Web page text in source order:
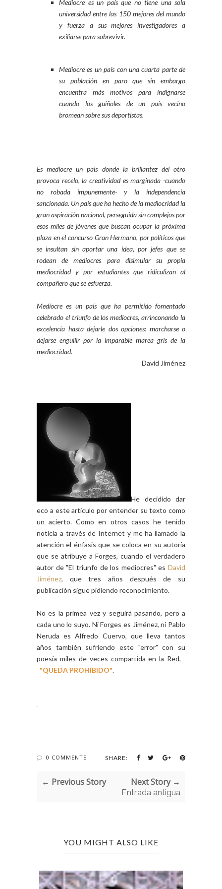
Mediocre es un país que no tiene una sola
universidad entre las 150 mejores del mundo
y fuerza a sus mejores investigadores a
exiliarse para sobrevivir.
Mediocre es un país con una cuarta parte de
su población en paro que sin embargo
encuentra más motivos para indignarse
cuando los guiñoles de un país vecino
bromean sobre sus deportistas.
Es mediocre un país donde la brillantez del otro
provoca recelo, la creatividad es marginada -cuando
no robada impunemente- y la independencia
sancionada. Un país que ha hecho de la mediocridad la
gran aspiración nacional, perseguida sin complejos por
esos miles de jóvenes que buscan ocupar la próxima
plaza en el concurso Gran Hermano, por políticos que
se insultan sin aportar una idea, por jefes que se
rodean de mediocres para disimular su propia
mediocridad y por estudiantes que ridiculizan al
compañero que se esfuerza.
Mediocre es un país que ha permitido fomentado
celebrado el triunfo de los mediocres, arrinconando la
excelencia hasta dejarle dos opciones: marcharse o
dejarse engullir por la imparable marea gris de la
mediocridad.
David Jiménez
He decidido dar
eco a este artículo por entender su texto como
un acierto. Como en otros casos he tenido
noticia a través de Internet y me ha llamado la
atención el énfasis que se coloca en su autoría
que se atribuye a Forges, cuando el verdadero
autor de "El triunfo de los mediocres" es David
Jiménez, que tres años después de su
publicación sigue pidiendo reconocimiento.
No es la primea vez y seguirá pasando, pero a
cada uno lo suyo. Ni Forges es Jiménez, ni Pablo
Neruda es Alfredo Cuervo, que lleva tantos
años también sufriendo este "error" con su
poesía miles de veces compartida en la Red,
"QUEDA PROHIBIDO".
.
0 COMMENTS SHARE:
← Previous Story Next Story →
Entrada antigua
YOU MIGHT ALSO LIKE